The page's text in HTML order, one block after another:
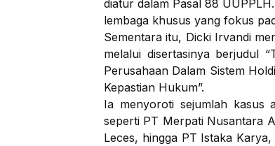
diatur dalam Pasal 88
lembaga khusus yang fokus
Sementara itu, Dicki Irvandi
melalui disertasinya berjudul
Perusahaan Dalam Sistem
Kepastian Hukum”.
Ia menyoroti sejumlah kasus
seperti PT Merpati Nusantara
Leces, hingga PT Istaka